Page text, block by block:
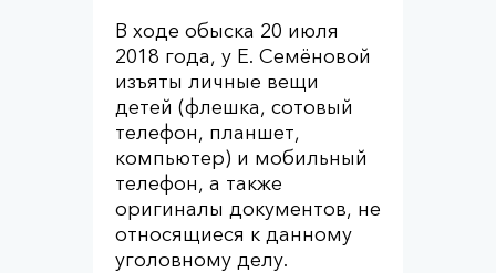
В ходе обыска 20 июля
2018 года, у Е. Семёновой
изъяты личные вещи
детей (флешка, сотовый
телефон, планшет,
компьютер) и мобильный
телефон, а также
оригиналы документов, не
относящиеся к данному
уголовному делу.